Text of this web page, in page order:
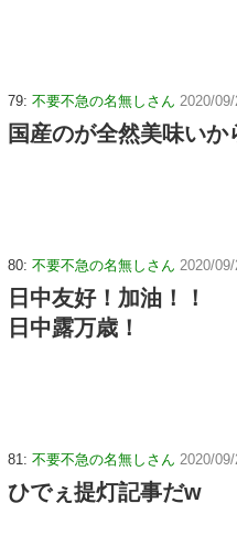
79: 不要不急の名無しさん 2020/
国産のが全然美味いか
80: 不要不急の名無しさん 2020/
日中友好！加油！！
日中露万歳！
81: 不要不急の名無しさん 2020/
ひでぇ提灯記事だw